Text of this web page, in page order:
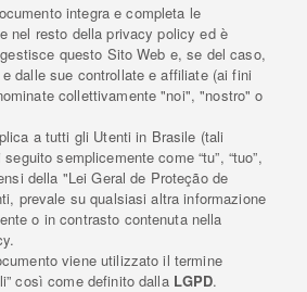
integra e completa le
nel resto della privacy policy ed è
questo Sito Web e, se del caso,
dalle sue controllate e affiliate (ai fini
collettivamente "noi", "nostro" o
a tutti gli Utenti in Brasile (tali
semplicemente come “tu”, “tuo”,
della "Lei Geral de Proteção de
prevale su qualsiasi altra informazione
o in contrasto contenuta nella
viene utilizzato il termine
così come definito dalla LGPD.